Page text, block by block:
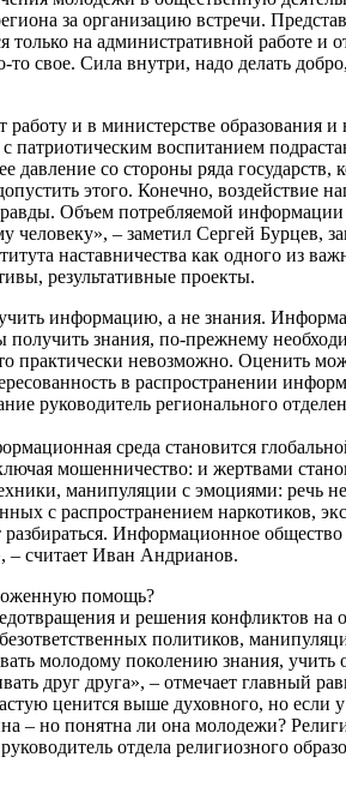
за организацию встречи.
только на административной работе
свое. Сила внутри, надо делать
и в министерстве образования и
воспитанием
со стороны ряда
этого. Конечно, воздействие
Объем потребляемой
– заметил Сергей Бурцев,
наставничества как одного из
результативные проекты.
информацию, а не знания.
знания, по-прежнему
практически невозможно. Оценить
в распространении
руководитель регионального
среда становится
мошенничество: и жертвами
манипуляции с эмоциями: речь
с распространением наркотиков,
Информационное
– считает Иван Андрианов.
помощь?
и решения конфликтов на
политиков,
молодому поколению знания, учить
друг друга», – отмечает главный
ценится выше духовного, но если
– но понятна ли она молодежи?
отдела религиозного